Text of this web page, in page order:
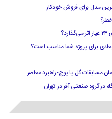
مدل برای فروش خودکار
برای پروژه شما مناسب است؟
مسابقات گل یا پوچ-راهبرد معاصر
در گروه صنعتی آفر در تهران